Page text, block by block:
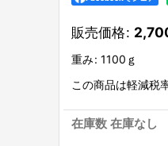
販売価格:
重み: 1100ｇ
この商品は軽減税
在庫数 在庫なし